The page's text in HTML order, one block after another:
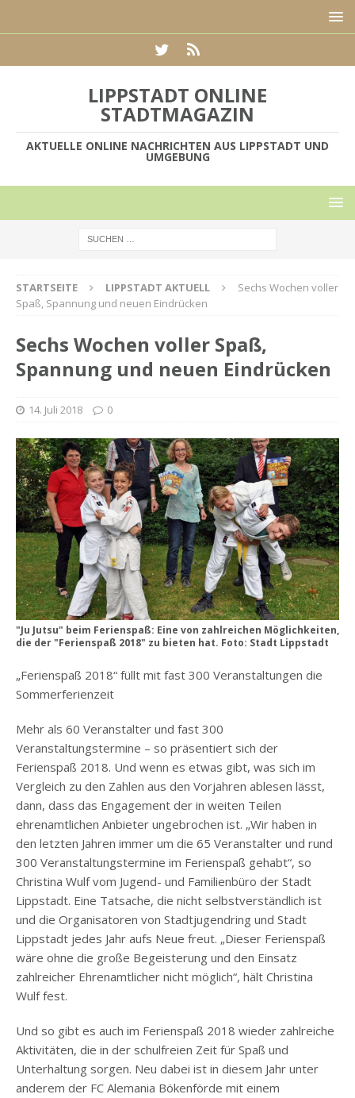
LIPPSTADT ONLINE
STADTMAGAZIN
AKTUELLE ONLINE NACHRICHTEN AUS LIPPSTADT UND
UMGEBUNG
STARTSEITE LIPPSTADT AKTUELL
Sechs Wochen voller
Spaß, Spannung und neuen Eindrücken
Sechs Wochen voller Spaß,
Spannung und neuen Eindrücken
14. Juli 2018 0
"Ju Jutsu" beim Ferienspaß: Eine von zahlreichen Möglichkeiten,
die der "Ferienspaß 2018" zu bieten hat. Foto: Stadt Lippstadt
„Ferienspaß 2018“ füllt mit fast 300 Veranstaltungen die
Sommerferienzeit
Mehr als 60 Veranstalter und fast 300
Veranstaltungstermine – so präsentiert sich der
Ferienspaß 2018. Und wenn es etwas gibt, was sich im
Vergleich zu den Zahlen aus den Vorjahren ablesen lässt,
dann, dass das Engagement der in weiten Teilen
ehrenamtlichen Anbieter ungebrochen ist. „Wir haben in
den letzten Jahren immer um die 65 Veranstalter und rund
300 Veranstaltungstermine im Ferienspaß gehabt“, so
Christina Wulf vom Jugend- und Familienbüro der Stadt
Lippstadt. Eine Tatsache, die nicht selbstverständlich ist
und die Organisatoren von Stadtjugendring und Stadt
Lippstadt jedes Jahr aufs Neue freut. „Dieser Ferienspaß
wäre ohne die große Begeisterung und den Einsatz
zahlreicher Ehrenamtlicher nicht möglich“, hält Christina
Wulf fest.
Und so gibt es auch im Ferienspaß 2018 wieder zahlreiche
Aktivitäten, die in der schulfreien Zeit für Spaß und
Unterhaltung sorgen. Neu dabei ist in diesem Jahr unter
anderem der FC Alemania Bökenförde mit einem